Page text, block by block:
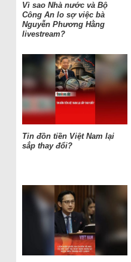
Vì sao Nhà nước và Bộ
Công An lo sợ việc bà
Nguyễn Phương Hằng
livestream?
Tin đồn tiền Việt Nam lại
sắp thay đổi?